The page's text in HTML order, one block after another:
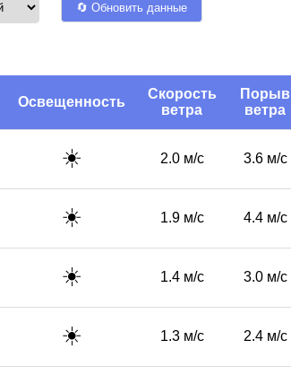
🔄 Обновить данные
Освещенность
Скорость
ветра
Порыв
ветра
☀️ 2.0 м/с 3.6 м/с
☀️ 1.9 м/с 4.4 м/с
☀️ 1.4 м/с 3.0 м/с
☀️ 1.3 м/с 2.4 м/с